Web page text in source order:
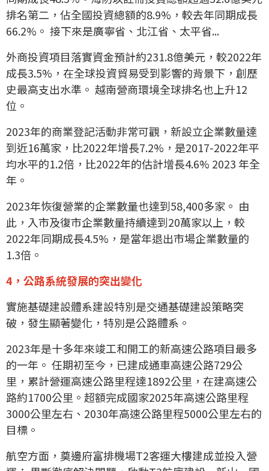
排名第二，佔全國投資總額的8.9%，較去年同期成長
66.2%。 接下來是廣寧省、北江省、太平省...
外商投資項目落實資金預計約231.8億美元，較2022年
成長3.5%，在全球投資貿易受到影響的背景下，創歷
史最高支出水準。 越南營商環境全球排名也上升12
位。
2023年的商業登記活動非常可觀，新設立企業數量達
到近16萬家，比2022年增長7.2%，是2017-2022年平
均水平的1.2倍，比2022年的估計增長4.6% 2023 年全
年。
2023年恢復營業的企業數量也達到58,400多家。 由
此，入市及復市企業數量持續達到20萬家以上，較
2022年同期成長4.5%，是當年退出市場企業數量的
1.3倍。
4，公路系統發展的突出變化
實施基礎建設體系建設特別是交通基礎建設策略突
破，發生顯著變化，特別是公路體系。
2023年是十多年來竣工和開工的新高速公路項目最多
的一年。 任期初至今，已建成通車高速公路729公
里，累計營運高速公路里程達1892公里，在建高速公
路約1700公里。超額完成國家2025年高速公路里程
3000公里左右、2030年高速公路里程5000公里左右的
目標。
航空方面，奠邊府富排機場T2客運大樓建成並投入營